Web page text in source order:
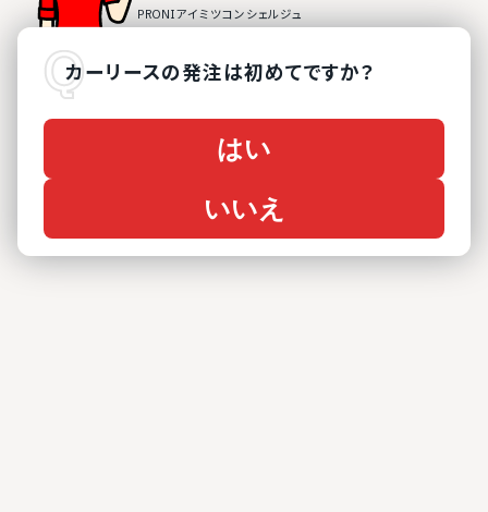
カーリースの発注は初めてですか？
はい
いいえ